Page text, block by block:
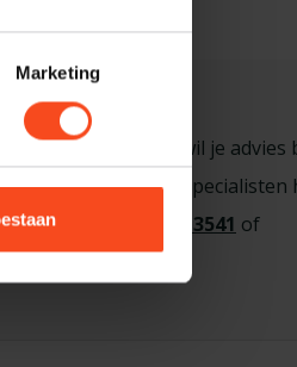
Marketing
nodig?
over een product of wil je advies
keuze? Onze hi-fi specialisten
op via
+31 26 445 3541 of